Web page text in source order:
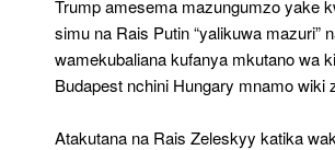
Trump amesema mazungumzo yake
simu na Rais Putin “yalikuwa mazuri”
wamekubaliana kufanya mkutano wa
Budapest nchini Hungary mnamo wiki
Atakutana na Rais Zeleskyy katika